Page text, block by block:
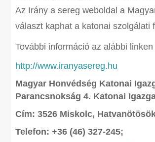
Az Irány a sereg weboldal a
választ kaphat a katonai
További információ az alábbi
http://www.iranyasereg.hu
Magyar Honvédség Katonai
Parancsnokság 4. Katonai
Cím: 3526 Miskolc,
Telefon: +36 (46) 327-245;